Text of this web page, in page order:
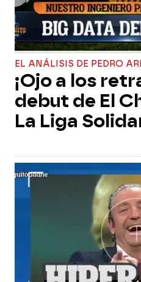
EL ANÁLISIS DE PEDRO
¡Ojo a los
debut de El
La Liga